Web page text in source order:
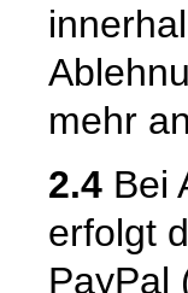
mehr
2.4 Bei
erfolgt
PayPal